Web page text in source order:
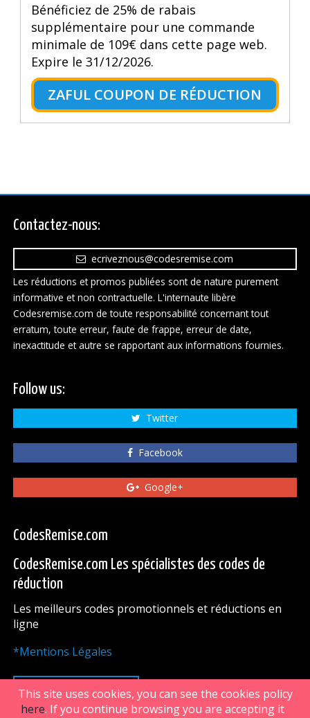
Bénéficiez de 25% de rabais
supplémentaire pour une commande
minimale de 109€ dans cette page web.
Expire le 31/12/2026.
ZAFUL COUPON DE RÉDUCTION
Contactez-nous:
ecriveznous@codesremise.com
Les réductions et promos publiées sont de nature purement
informative et non contractuelle. L'internaute libère
Codesremise.com de toute responsabilité concernant tout
erratum, toute erreur, faute de frappe, erreur de date,
inexactitude et autre se rapportant aux informations fournies.
Follow us:
Twitter
Facebook
Google+
CodesRemise.com
CodesRemise.com Les spécialistes des codes de
réduction
Les meilleurs codes promotionnels et réductions en
ligne
*Mentions Légales
HAUT DE PAGE
This site uses cookies, you can see the cookies policy
here. If you continue browsing you are accepting it